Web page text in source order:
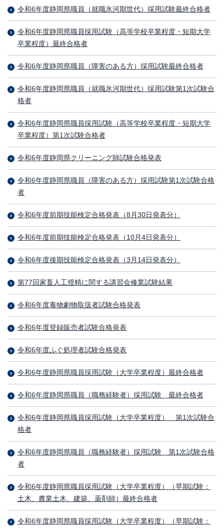
令和6年度静岡県職員（就職氷河期世代）採用試験最終合格者
令和6年度静岡県職員採用試験（高等学校卒業程度・短期大学
卒業程度）最終合格者
令和6年度静岡県職員（障害のある方）採用試験最終合格者
令和6年度静岡県職員（就職氷河期世代）採用試験第1次試験合
格者
令和6年度静岡県職員採用試験（高等学校卒業程度・短期大学
卒業程度）第1次試験合格者
令和6年度静岡県クリーニング師試験合格発表
令和6年度静岡県職員（障害のある方）採用試験第1次試験合格
者
令和6年度前期技能検定合格発表（8月30日発表分）
令和6年度前期技能検定合格発表（10月4日発表分）
令和6年度後期技能検定合格発表（3月14日発表分）
第77回家畜人工授精に関する講習会修業試験結果
令和6年度毒物劇物取扱者試験合格発表
令和6年度登録販売者試験合格発表
令和6年度ふぐ処理者試験合格発表
令和6年度静岡県職員採用試験（大学卒業程度）最終合格者
令和6年度静岡県職員（職務経験者）採用試験 最終合格者
令和6年度静岡県職員採用試験（大学卒業程度） 第1次試験合
格者
令和6年度静岡県職員（職務経験者）採用試験 第1次試験合格
者
令和6年度静岡県職員採用試験（大学卒業程度）（早期試験：
土木、農業土木、建築、薬剤師）最終合格者
令和6年度静岡県職員採用試験（大学卒業程度）（早期試験：